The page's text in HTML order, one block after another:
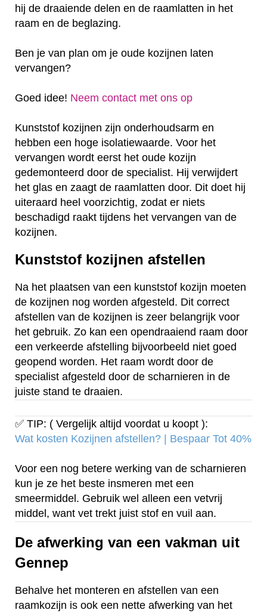
hij de draaiende delen en de raamlatten in het
raam en de beglazing.
Ben je van plan om je oude kozijnen laten
vervangen?
Goed idee! Neem contact met ons op
Kunststof kozijnen zijn onderhoudsarm en
hebben een hoge isolatiewaarde. Voor het
vervangen wordt eerst het oude kozijn
gedemonteerd door de specialist. Hij verwijdert
het glas en zaagt de raamlatten door. Dit doet hij
uiteraard heel voorzichtig, zodat er niets
beschadigd raakt tijdens het vervangen van de
kozijnen.
Kunststof kozijnen afstellen
Na het plaatsen van een kunststof kozijn moeten
de kozijnen nog worden afgesteld. Dit correct
afstellen van de kozijnen is zeer belangrijk voor
het gebruik. Zo kan een opendraaiend raam door
een verkeerde afstelling bijvoorbeeld niet goed
geopend worden. Het raam wordt door de
specialist afgesteld door de scharnieren in de
juiste stand te draaien.
✅ TIP: ( Vergelijk altijd voordat u koopt ):
Wat kosten Kozijnen afstellen? | Bespaar Tot 40%‎
Voor een nog betere werking van de scharnieren
kun je ze het beste insmeren met een
smeermiddel. Gebruik wel alleen een vetvrij
middel, want vet trekt juist stof en vuil aan.
De afwerking van een vakman uit
Gennep
Behalve het monteren en afstellen van een
raamkozijn is ook een nette afwerking van het